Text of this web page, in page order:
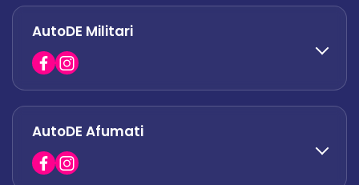
0742 444 194
office.odaii@autode.ro
AutoDE Militari
0758 338 428
office.militari@autode.ro
AutoDE Afumati